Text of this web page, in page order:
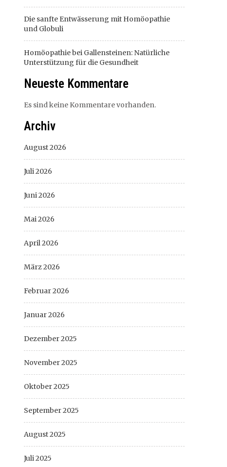
Die sanfte Entwässerung mit Homöopathie
und Globuli
Homöopathie bei Gallensteinen: Natürliche
Unterstützung für die Gesundheit
Neueste Kommentare
Es sind keine Kommentare vorhanden.
Archiv
August 2026
Juli 2026
Juni 2026
Mai 2026
April 2026
März 2026
Februar 2026
Januar 2026
Dezember 2025
November 2025
Oktober 2025
September 2025
August 2025
Juli 2025